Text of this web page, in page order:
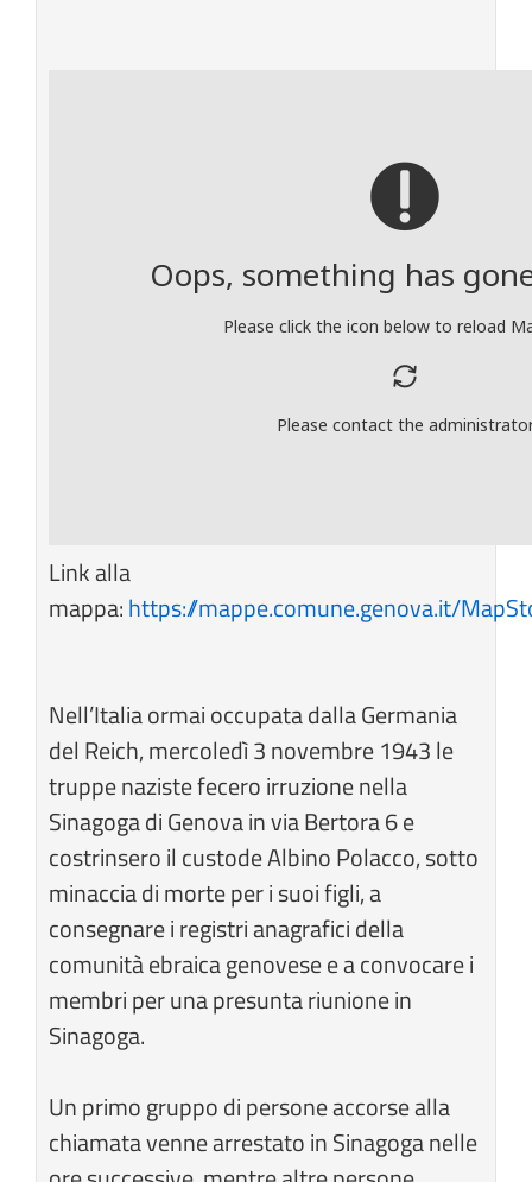
Link alla
mappa:https://mappe.comune.genova.it/
Nell’Italia ormai occupata dalla Germania
del Reich, mercoledì 3 novembre 1943 le
truppe naziste fecero irruzione nella
Sinagoga di Genova in via Bertora 6 e
costrinsero il custode Albino Polacco, sotto
minaccia di morte per i suoi figli, a
consegnare i registri anagrafici della
comunità ebraica genovese e a convocare i
membri per una presunta riunione in
Sinagoga.
Un primo gruppo di persone accorse alla
chiamata venne arrestato in Sinagoga nelle